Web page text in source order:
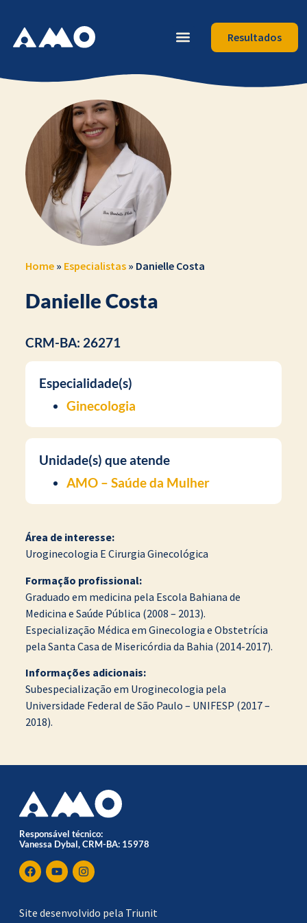
Resultados
Home» Especialistas» Danielle Costa
Danielle Costa
CRM-BA: 26271
Especialidade(s)
Ginecologia
Unidade(s) que atende
AMO – Saúde da Mulher
Área de interesse:
Uroginecologia E Cirurgia Ginecológica
Formação profissional:
Graduado em medicina pela Escola Bahiana de
Medicina e Saúde Pública (2008 – 2013).
Especialização Médica em Ginecologia e Obstetrícia
pela Santa Casa de Misericórdia da Bahia (2014-2017).
Informações adicionais:
Subespecialização em Uroginecologia pela
Universidade Federal de São Paulo – UNIFESP (2017 –
2018).
Responsável técnico:
Vanessa Dybal, CRM-BA: 15978
Site desenvolvido pela Triunit